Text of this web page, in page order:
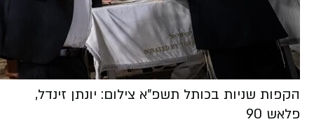
הקפות שניות בכותל תשפ"א צילום: יונתן זינדל,
פלאש 90